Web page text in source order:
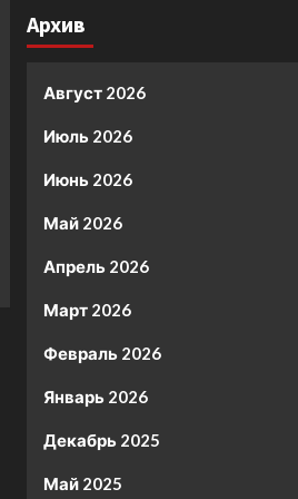
Архив
Август 2026
Июль 2026
Июнь 2026
Май 2026
Апрель 2026
Март 2026
Февраль 2026
Январь 2026
Декабрь 2025
Май 2025